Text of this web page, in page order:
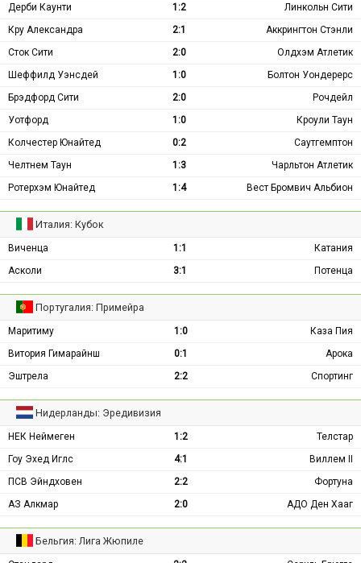
Дерби Каунти
1:2
Линкольн Сити
Кру Александра
2:1
Аккрингтон Стэнли
Сток Сити
2:0
Олдхэм Атлетик
Шеффилд Уэнсдей
1:0
Болтон Уондерерс
Брэдфорд Сити
2:0
Рочдейл
Уотфорд
1:0
Кроули Таун
Колчестер Юнайтед
0:2
Саутгемптон
Челтнем Таун
1:3
Чарльтон Атлетик
Ротерхэм Юнайтед
1:4 Вест Бромвич Альбион
Италия: Кубок
Виченца 1:1
Катания
Асколи
3:1 Потенца
Португалия: Примейра
Маритиму 1:0
Каза Пия
Витория Гимарайнш
0:1
Арока
Эштрела
2:2 Спортинг
Нидерланды: Эредивизия
НЕК Неймеген 1:2
Телстар
Гоу Эхед Иглс
4:1
Виллем II
ПСВ Эйндховен
2:2
Фортуна
АЗ Алкмар
2:0 АДО Ден Хааг
Бельгия: Лига Жюпиле